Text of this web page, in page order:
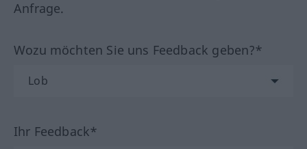
Anfrage.
Wozu möchten Sie uns Feedback geben?*
Ihr Feedback*